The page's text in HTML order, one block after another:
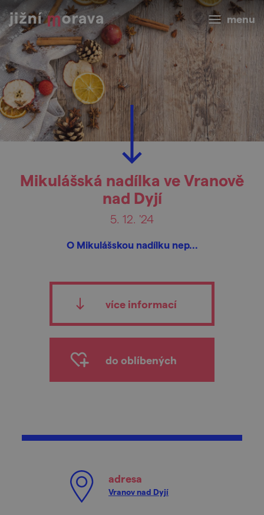
menu
Mikulášská nadílka ve Vranově
nad Dyjí
5. 12. '24
O Mikulášskou nadílku nep...
více informací
do oblíbených
adresa
Vranov nad Dyjí